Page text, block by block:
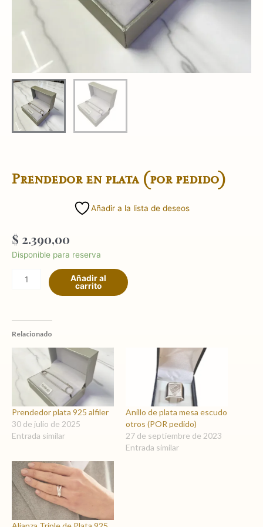
Prendedor en plata (por pedido)
Añadir a la lista de deseos
$ 2.390,00
Disponible para reserva
Prendedor
plata
cantidad
Añadir al
carrito
Relacionado
Prendedor plata 925 alfiler
30 de julio de 2025
Entrada similar
Anillo de plata mesa escudo
otros (POR pedido)
27 de septiembre de 2023
Entrada similar